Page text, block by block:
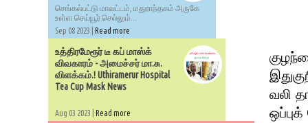
வலி
செங்கல்பட்டு மாவட்டம், மதுராந்தகம் அருகே
உள்ள செய்யூர் செல்லும்...
Sep 08 2023 | Read more
உத்திரமேரூர் டீ கப் மாஸ்க்
விவகாரம் - அமைச்சர் மா.சு.
விளக்கம்.! Uthiramerur Hospital
Tea Cup Mask News
Aug 03 2023 | Read more